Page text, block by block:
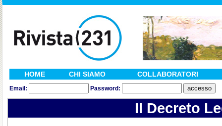
HOME CHI SIAMO COLLABORATORI
Email: Password:
Il Decreto